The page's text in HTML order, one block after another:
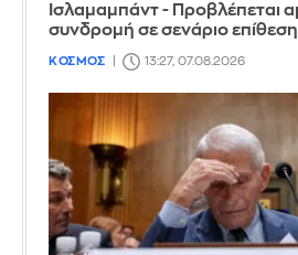
Ισλαμαμπάντ - Προβλέπεται
συνδρομή σε σενάριο
ΚΟΣΜΟΣ 13:27, 07.08.2026